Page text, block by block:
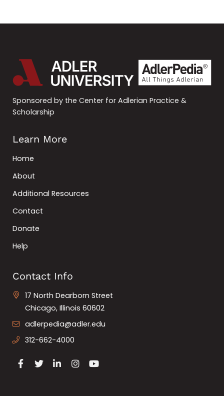
Sponsored by the Center for Adlerian Practice &
Scholarship
Learn More
Home
About
Additional Resources
Contact
Donate
Help
Contact Info
17 North Dearborn Street
Chicago, Illinois 60602
adlerpedia@adler.edu
312-662-4000